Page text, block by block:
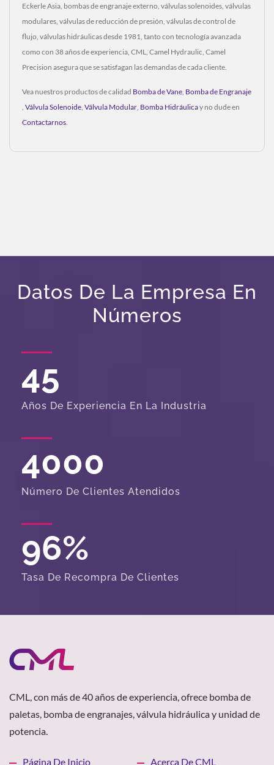
Eckerle Asia, bombas de engranaje externo, válvulas solenoides, válvulas
modulares, válvulas de reducción de presión, válvulas de control de
flujo, válvulas hidráulicas desde 1981, tanto con tecnología avanzada
como con 38 años de experiencia, CML, Camel Hydraulic, Camel
Precision asegura que se satisfagan las demandas de cada cliente.
Vea nuestros productos de calidad Bomba de Vane Bomba de Engranaje
Válvula Solenoide Válvula Modular Bomba Hidráulicay no dude en
Contactarnos
Datos De La Empresa En
Números
45
Años De Experiencia En La Industria
4000
Número De Clientes Atendidos
96%
Tasa De Recompra De Clientes
CML, con más de 40 años de experiencia, ofrece bomba de
paletas, bomba de engranajes, válvula hidráulica y unidad de
potencia.
Página De Inicio Acerca De CML